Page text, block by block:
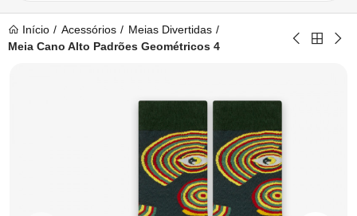
Início Acessórios
Meias Divertidas
Meia Cano Alto Padrões Geométricos 4